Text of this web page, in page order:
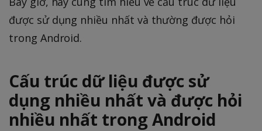
được sử dụng nhiều nhất và thường được hỏi
trong Android.
Cấu trúc dữ liệu được sử
dụng nhiều nhất và được hỏi
nhiều nhất trong Android